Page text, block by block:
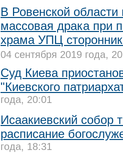
В Ровенской
массовая драка при
храма УПЦ
04 сентября 2019 года,
Суд Киева
"Киевского
года, 20:01
Исаакиевский собор
расписание
года, 18:31